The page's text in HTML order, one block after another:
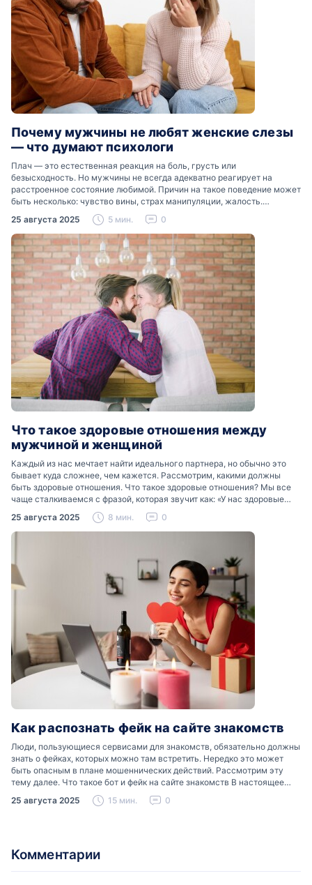
Почему мужчины не любят женские слезы
— что думают психологи
Плач — это естественная реакция на боль, грусть или
безысходность. Но мужчины не всегда адекватно реагирует на
расстроенное состояние любимой. Причин на такое поведение может
быть несколько: чувство вины, страх манипуляции, жалость.
Разобраться, почему мужчины боятся женских слез, помогут советы
психологов…
25 августа 2025 5 мин. 0
Что такое здоровые отношения между
мужчиной и женщиной
Каждый из нас мечтает найти идеального партнера, но обычно это
бывает куда сложнее, чем кажется. Рассмотрим, какими должны
быть здоровые отношения. Что такое здоровые отношения? Мы все
чаще сталкиваемся с фразой, которая звучит как: «У нас здоровые
отношения». Что именно подразумевается…
25 августа 2025 8 мин. 0
Как распознать фейк на сайте знакомств
Люди, пользующиеся сервисами для знакомств, обязательно должны
знать о фейках, которых можно там встретить. Нередко это может
быть опасным в плане мошеннических действий. Рассмотрим эту
тему далее. Что такое бот и фейк на сайте знакомств В настоящее
время можно встретить свою…
25 августа 2025 15 мин. 0
Комментарии